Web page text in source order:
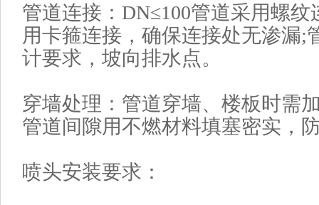
管道连接‌：DN≤100管道采用螺纹
用卡箍连接，确保连接处无渗漏;
计要求，坡向排水点。
穿墙处理‌：管道穿墙、楼板时需
管道间隙用不燃材料填塞密实，
喷头安装要求‌：